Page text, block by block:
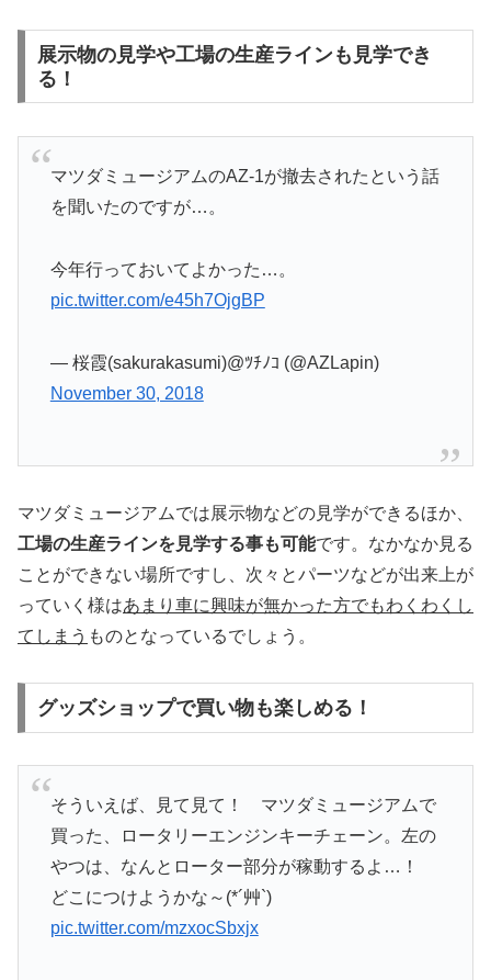
展示物の見学や工場の生産ラインも見学でき
る！
マツダミュージアムのAZ-1が撤去されたという話
を聞いたのですが…。
今年行っておいてよかった…。
pic.twitter.com/e45h7OjgBP
— 桜霞(sakurakasumi)@ﾂﾁﾉｺ (@AZLapin)
November 30, 2018
マツダミュージアムでは展示物などの見学ができるほか、
工場の生産ラインを見学する事も可能です。なかなか見る
ことができない場所ですし、次々とパーツなどが出来上が
っていく様はあまり車に興味が無かった方でもわくわくし
てしまう ものとなっているでしょう。
グッズショップで買い物も楽しめる！
そういえば、見て見て！ マツダミュージアムで
買った、ロータリーエンジンキーチェーン。左の
やつは、なんとローター部分が稼動するよ…！
どこにつけようかな～(*´艸`)
pic.twitter.com/mzxocSbxjx